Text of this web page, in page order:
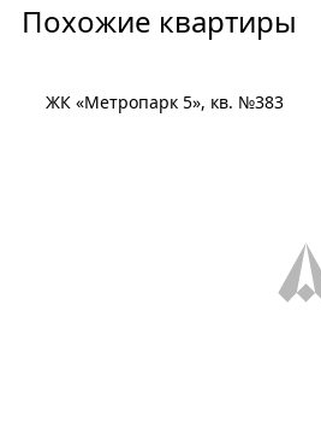
Похожие квартиры
ЖК «Метропарк 5», кв. №383